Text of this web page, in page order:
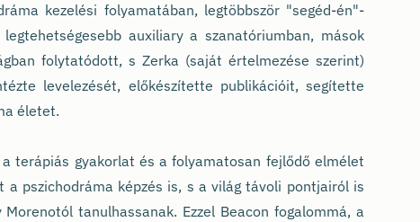
kezelési folyamatában, legtöbbször "segéd-én"-
auxiliary a szanatóriumban, mások
folytatódott, s Zerka (saját értelmezése szerint)
levelezését, előkészítette publikációit, segítette
életet.
terápiás gyakorlat és a folyamatosan fejlődő elmélet
pszichodráma képzés is, s a világ távoli pontjairól is
tanulhassanak. Ezzel Beacon fogalommá, a